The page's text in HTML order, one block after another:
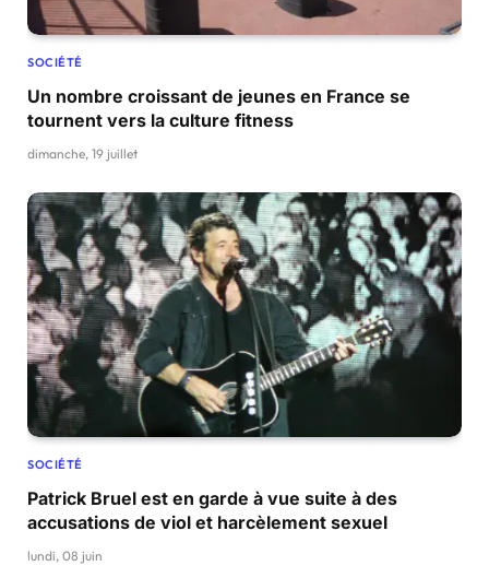
SOCIÉTÉ
Un nombre croissant de jeunes en France se
tournent vers la culture fitness
dimanche, 19 juillet
SOCIÉTÉ
Patrick Bruel est en garde à vue suite à des
accusations de viol et harcèlement sexuel
lundi, 08 juin